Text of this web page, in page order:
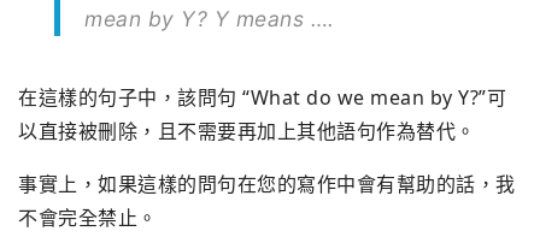
mean by Y? Y means ….
在這樣的句子中，該問句 “What do we mean by Y?”可
以直接被刪除，且不需要再加上其他語句作為替代。
事實上，如果這樣的問句在您的寫作中會有幫助的話，我
不會完全禁止。